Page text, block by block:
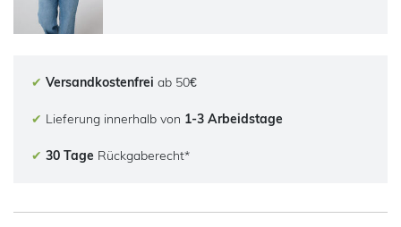
✔ Versandkostenfrei ab 50€
✔ Lieferung innerhalb von 1-3 Arbeidstage
✔ 30 Tage Rückgaberecht*